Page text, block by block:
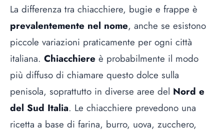
La differenza tra chiacchiere, bugie e frappe è
prevalentemente nel nome, anche se esistono
piccole variazioni praticamente per ogni città
italiana. Chiacchiere è probabilmente il modo
più diffuso di chiamare questo dolce sulla
penisola, soprattutto in diverse aree del Nord e
del Sud Italia. Le chiacchiere prevedono una
ricetta a base di farina, burro, uova, zucchero,